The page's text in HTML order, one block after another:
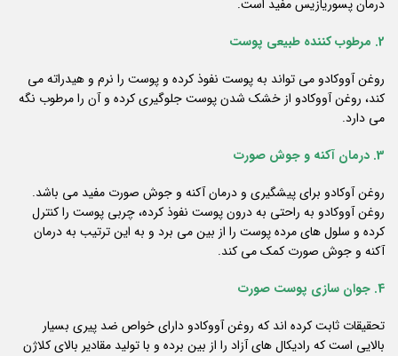
درمان پسوریازیس مفید است.
2. مرطوب کننده طبیعی پوست
روغن آووکادو می تواند به پوست نفوذ کرده و پوست را نرم و هیدراته می
کند، روغن آووکادو از خشک شدن پوست جلوگیری کرده و آن را مرطوب نگه
می دارد.
3. درمان آکنه و جوش صورت
روغن آوکادو برای پیشگیری و درمان آکنه و جوش صورت مفید می باشد.
روغن آووکادو به راحتی به درون پوست نفوذ کرده، چربی پوست را کنترل
کرده و سلول های مرده پوست را از بین می برد و به این ترتیب به درمان
آکنه و جوش صورت کمک می کند.
4. جوان سازی پوست صورت
تحقیقات ثابت کرده اند که روغن آووکادو دارای خواص ضد پیری بسیار
بالایی است که رادیکال های آزاد را از بین برده و با تولید مقادیر بالای کلاژن